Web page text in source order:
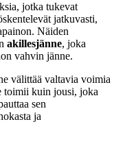
jotka tukevat
jatkuvasti,
Näiden
akillesjänne, joka
vahvin jänne.
välittää valtavia voimia
toimii kuin jousi, joka
sen
ja